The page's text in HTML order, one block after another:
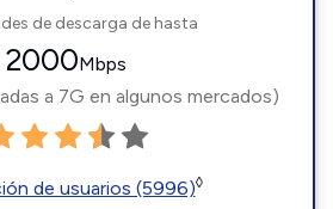
de descarga de hasta
2000Mbps
a 7G en algunos mercados)
de usuarios (5996)◊